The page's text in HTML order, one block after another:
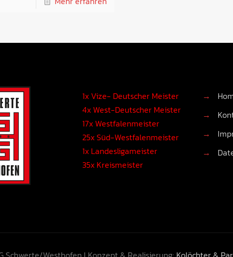
1x Vize- Deutscher Meister
4x West-Deutscher Meister
17x Westfalenmeister
25x Süd-Westfalenmeister
1x Landesligameister
35x Kreismeister
→
→
→
→